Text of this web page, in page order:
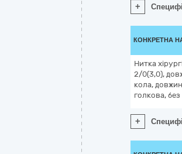
+
КОНКРЕТНА
Нитка
2/0(3,0),
кола,
голкова, без
+